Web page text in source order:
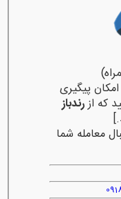
پیگیری
که ازرندباز
معامله شما